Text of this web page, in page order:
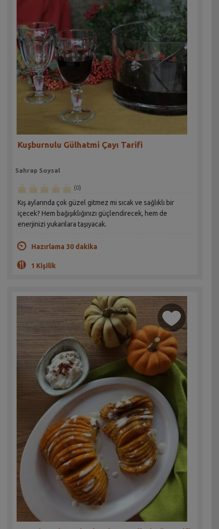
Kuşburnulu Gülhatmi Çayı Tarifi
Sahrap Soysal
(0)
Kış aylarında çok güzel gitmez mi sıcak ve sağlıklı bir
içecek? Hem bağışıklığınızı güçlendirecek, hem de
enerjinizi yukarılara taşıyacak.
Hazırlama 30 dakika
1 Kişilik